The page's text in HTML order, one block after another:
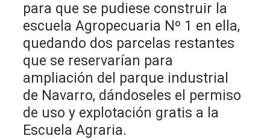
para que se pudiese construir la
escuela Agropecuaria Nº 1 en ella,
quedando dos parcelas restantes
que se reservarían para
ampliación del parque industrial
de Navarro, dándoseles el permiso
de uso y explotación gratis a la
Escuela Agraria.